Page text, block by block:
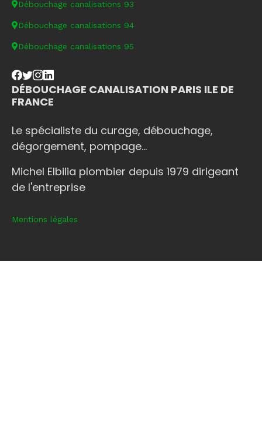
Débouchage canalisations 93
Débouchage canalisations 94
Débouchage canalisations 95
DÉBOUCHAGE CANALISATION PARIS ILE DE
FRANCE
Le spécialiste du curage, débouchage,
dégorgement, pompage...
Michel Elbilia plombier depuis 1979 dirigeant
de l'entreprise
Mentions légales